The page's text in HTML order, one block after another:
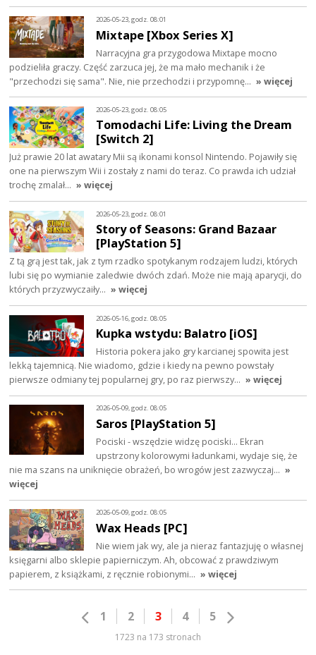
2026-05-23, godz. 08:01
Mixtape [Xbox Series X]
Narracyjna gra przygodowa Mixtape mocno
podzieliła graczy. Część zarzuca jej, że ma mało mechanik i że
"przechodzi się sama". Nie, nie przechodzi i przypomnę… » więcej
2026-05-23, godz. 08:05
Tomodachi Life: Living the Dream
[Switch 2]
Już prawie 20 lat awatary Mii są ikonami konsol Nintendo. Pojawiły się
one na pierwszym Wii i zostały z nami do teraz. Co prawda ich udział
trochę zmalał… » więcej
2026-05-23, godz. 08:01
Story of Seasons: Grand Bazaar
[PlayStation 5]
Z tą grą jest tak, jak z tym rzadko spotykanym rodzajem ludzi, których
lubi się po wymianie zaledwie dwóch zdań. Może nie mają aparycji, do
których przyzwyczaiły… » więcej
2026-05-16, godz. 08:05
Kupka wstydu: Balatro [iOS]
Historia pokera jako gry karcianej spowita jest
lekką tajemnicą. Nie wiadomo, gdzie i kiedy na pewno powstały
pierwsze odmiany tej popularnej gry, po raz pierwszy… » więcej
2026-05-09, godz. 08:05
Saros [PlayStation 5]
Pociski - wszędzie widzę pociski... Ekran
upstrzony kolorowymi ładunkami, wydaje się, że
nie ma szans na uniknięcie obrażeń, bo wrogów jest zazwyczaj… »
więcej
2026-05-09, godz. 08:05
Wax Heads [PC]
Nie wiem jak wy, ale ja nieraz fantazjuję o własnej
księgarni albo sklepie papierniczym. Ah, obcować z prawdziwym
papierem, z książkami, z ręcznie robionymi… » więcej
1 2 3 4 5
1723 na 173 stronach